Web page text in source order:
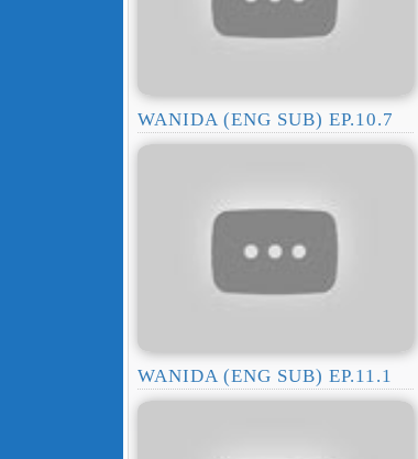
WANIDA (ENG SUB) EP.10.7
WANIDA (ENG SUB) EP.11.1